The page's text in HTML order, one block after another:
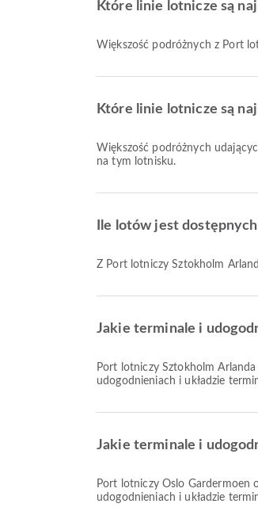
Które linie lotnicze są
Większość podróżnych z Port
Które linie lotnicze są
Większość podróżnych
na tym lotnisku.
Ile lotów jest
Z Port lotniczy Sztokholm
Jakie terminale i
Port lotniczy Sztokholm Arlanda oferuje Klinika i Apteki, Hotel przy lotnisku, Taxi oraz wiele innych udogodnień, aby poprawić komfort podróży. Szczegółowe informacje o
udogodnieniach i układzie
Jakie terminale i
Port lotniczy Oslo Gardermoen oferuje Sklep wolnocłowy, Taxi, Wózek inwalidzki oraz wiele innych udogodnień, aby poprawić komfort podróży. Szczegółowe informacje o
udogodnieniach i układzie